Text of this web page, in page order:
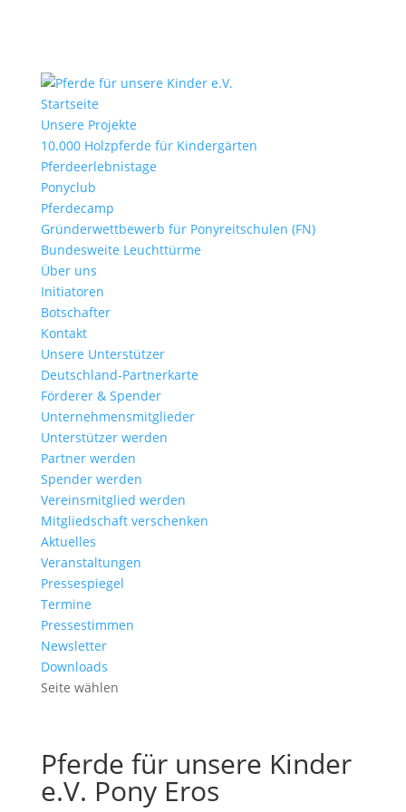
Startseite
Unsere Projekte
10.000 Holzpferde für Kindergärten
Pferdeerlebnistage
Ponyclub
Pferdecamp
Gründerwettbewerb für Ponyreitschulen (FN)
Bundesweite Leuchttürme
Über uns
Initiatoren
Botschafter
Kontakt
Unsere Unterstützer
Deutschland-Partnerkarte
Förderer & Spender
Unternehmensmitglieder
Unterstützer werden
Partner werden
Spender werden
Vereinsmitglied werden
Mitgliedschaft verschenken
Aktuelles
Veranstaltungen
Pressespiegel
Termine
Pressestimmen
Newsletter
Downloads
Seite wählen
Pferde für unsere Kinder
e.V. Pony Eros